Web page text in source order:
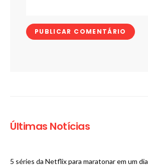
Últimas Notícias
5 séries da Netflix para maratonar em um dia